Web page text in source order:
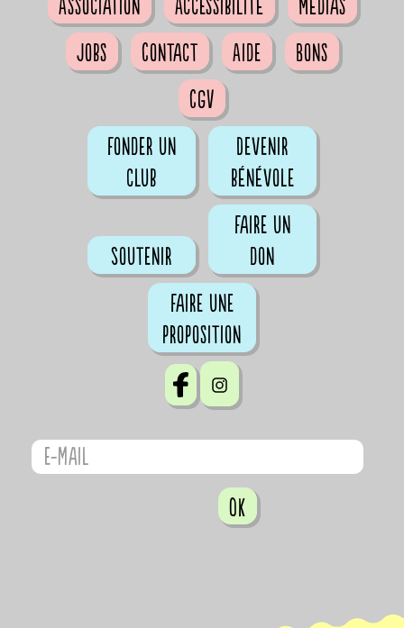
Association Accessibilité
Médias
Jobs
Contact Aide
Bons
CGV
Fonder un
club
Devenir
bénévole
Soutenir
Faire un
don
Faire une
proposition
OK